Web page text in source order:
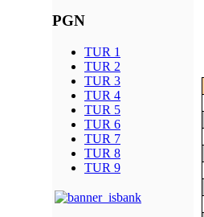
PGN
TUR 1
TUR 2
TUR 3
TUR 4
TUR 5
TUR 6
TUR 7
TUR 8
TUR 9